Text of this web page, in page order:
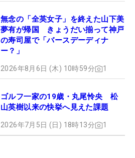
無念の「全英女子」を終えた山下美
夢有が帰国 きょうだい揃って神戸
の寿司屋で「バースデーディナ
ー？」
2026年8月6日 (木) 10時59分 1
ゴルフ一家の19歳・丸尾怜央 松
山英樹以来の快挙へ見えた課題
2026年7月5日 (日) 18時13分 1